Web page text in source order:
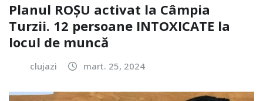
Planul ROȘU activat la Câmpia
Turzii. 12 persoane INTOXICATE la
locul de muncă
clujazi mart. 25, 2024